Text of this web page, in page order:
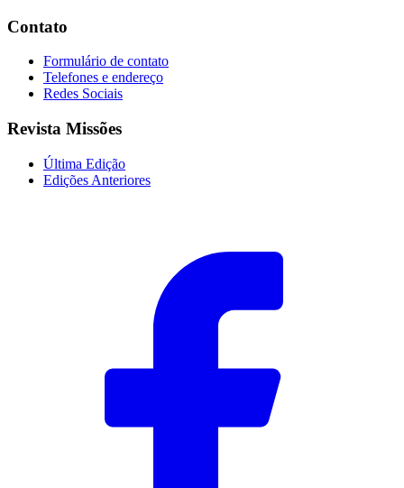
Contato
Formulário de contato
Telefones e endereço
Redes Sociais
Revista Missões
Última Edição
Edições Anteriores